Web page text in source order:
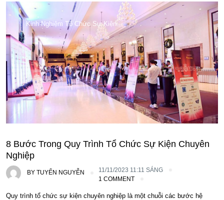
Kinh Nghiệm Tổ Chức Sự Kiện
8 Bước Trong Quy Trình Tổ Chức Sự Kiện Chuyên
Nghiệp
BY TUYỂN NGUYỄN
11/11/2023 11:11 SÁNG
1 COMMENT
Quy trình tổ chức sự kiện chuyên nghiệp là một chuỗi các bước hệ